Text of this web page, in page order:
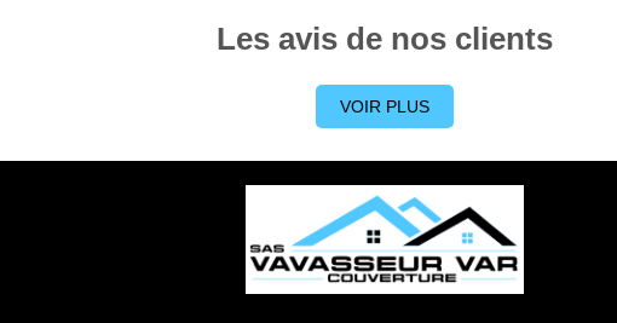
Les avis de nos clients
VOIR PLUS